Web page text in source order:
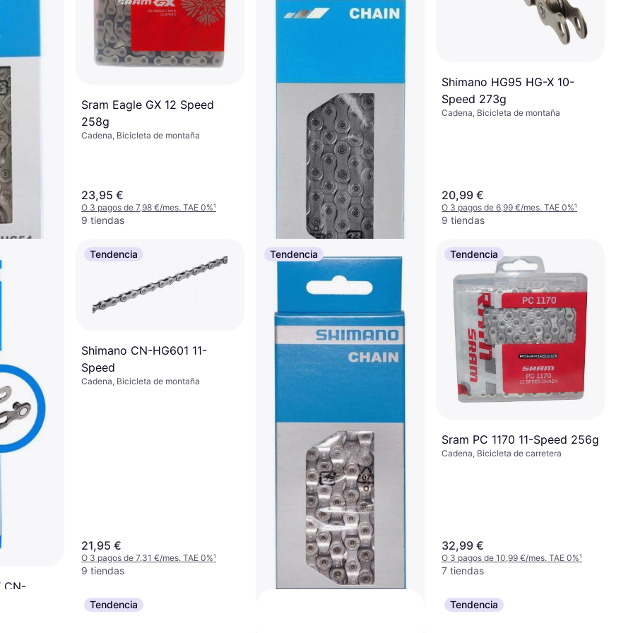
Deore 10
Bicicleta
0%
Sram Eagle GX 12 Speed
258g
Cadena, Bicicleta de montaña
23,95 €
O 3 pagos de 7,98 €/mes. TAE 0%¹
9 tiendas
Shimano HG601 11 Speed
O 3 pagos de 6,66 €/mes. TAE 0%
9+ tiendas
Shimano HG95 HG-X 10-
Speed 273g
Cadena, Bicicleta de montaña
20,99 €
O 3 pagos de 6,99 €/mes. TAE 0%¹
9 tiendas
CN-
Tendencia
Shimano CN-HG601 11-
Speed
Cadena, Bicicleta de montaña
21,95 €
O 3 pagos de 7,31 €/mes. TAE 0%¹
9 tiendas
Tendencia Tendencia
Sram PC 1170 11-Speed 256g
Cadena, Bicicleta de carretera
32,99 €
O 3 pagos de 10,99 €/mes. TAE 0%¹
7 tiendas
Tendencia Tendencia